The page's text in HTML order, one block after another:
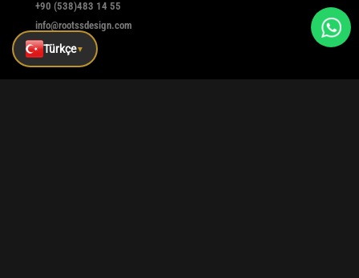
Türkçe▼
+90 (538)483 14 55
info@rootssdesign.com
E-Bülten